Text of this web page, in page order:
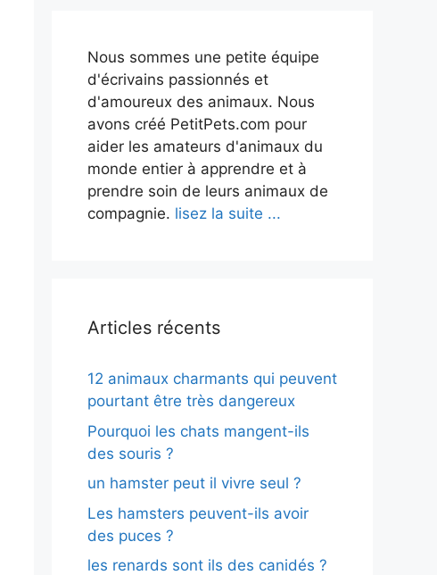
Nous sommes une petite équipe
d'écrivains passionnés et
d'amoureux des animaux. Nous
avons créé PetitPets.com pour
aider les amateurs d'animaux du
monde entier à apprendre et à
prendre soin de leurs animaux de
compagnie. lisez la suite ...
Articles récents
12 animaux charmants qui peuvent
pourtant être très dangereux
Pourquoi les chats mangent-ils
des souris ?
un hamster peut il vivre seul ?
Les hamsters peuvent-ils avoir
des puces ?
les renards sont ils des canidés ?